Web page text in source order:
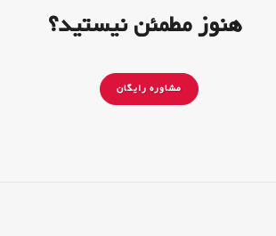
هنوز مطمئن نیستید؟
مشاوره رایگان